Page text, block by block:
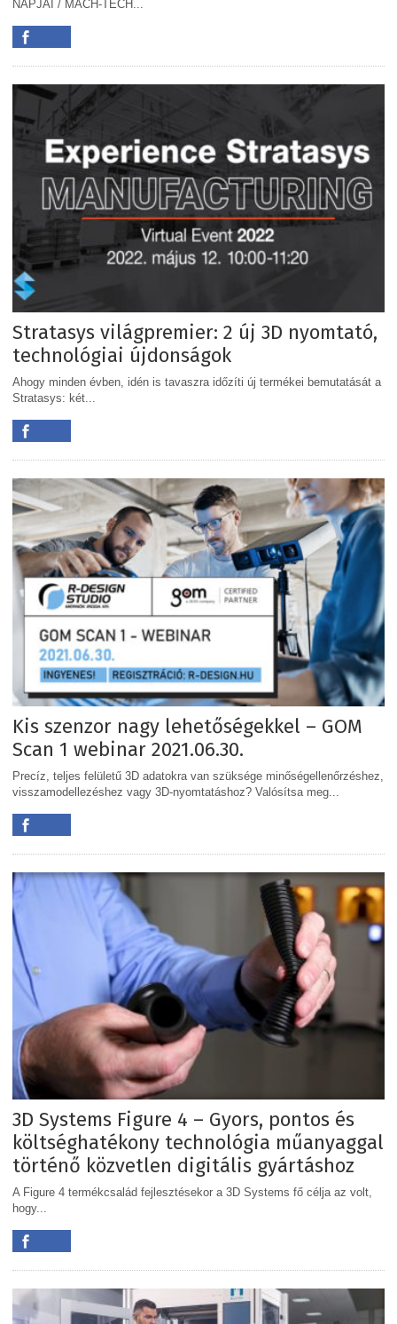
NAPJAI / MACH-TECH...
Stratasys világpremier: 2 új 3D nyomtató,
technológiai újdonságok
Ahogy minden évben, idén is tavaszra időzíti új termékei bemutatását a
Stratasys: két...
Kis szenzor nagy lehetőségekkel – GOM
Scan 1 webinar 2021.06.30.
Precíz, teljes felületű 3D adatokra van szüksége minőségellenőrzéshez,
visszamodellezéshez vagy 3D-nyomtatáshoz? Valósítsa meg...
3D Systems Figure 4 – Gyors, pontos és
költséghatékony technológia műanyaggal
történő közvetlen digitális gyártáshoz
A Figure 4 termékcsalád fejlesztésekor a 3D Systems fő célja az volt,
hogy...